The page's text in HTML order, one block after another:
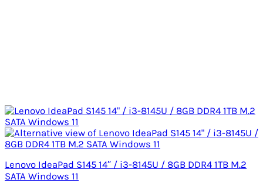
Lenovo IdeaPad S145 14″ / i3-8145U / 8GB DDR4 1TB M.2
SATA Windows 11